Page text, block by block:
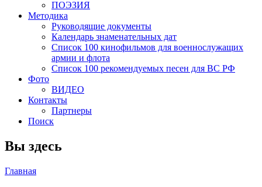
ПОЭЗИЯ
Методика
Руководящие документы
Календарь знаменательных дат
Список 100 кинофильмов для военнослужащих
армии и флота
Список 100 рекомендуемых песен для ВС РФ
Фото
ВИДЕО
Контакты
Партнеры
Поиск
Вы здесь
Главная